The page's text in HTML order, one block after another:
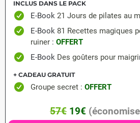
INCLUS DANS LE PACK
E-Book 21 Jours de pilates au
E-Book 81 Recettes magiques
ruiner: OFFERT
E-Book Des goûters pour maigri
+ CADEAU GRATUIT
Groupe secret : OFFERT
57€ 19€